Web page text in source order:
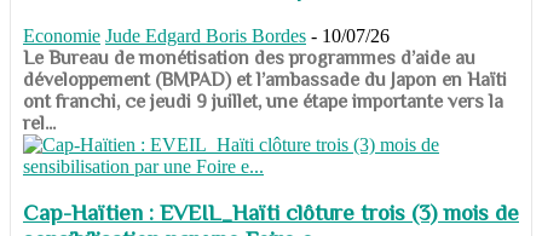
Economie Jude Edgard Boris Bordes - 10/07/26
​​​​​​​Le Bureau de monétisation des programmes d’aide au
développement (BMPAD) et l’ambassade du Japon en Haïti
ont franchi, ce jeudi 9 juillet, une étape importante vers la
rel...
Cap-Haïtien : EVEIL_Haïti clôture trois (3) mois de